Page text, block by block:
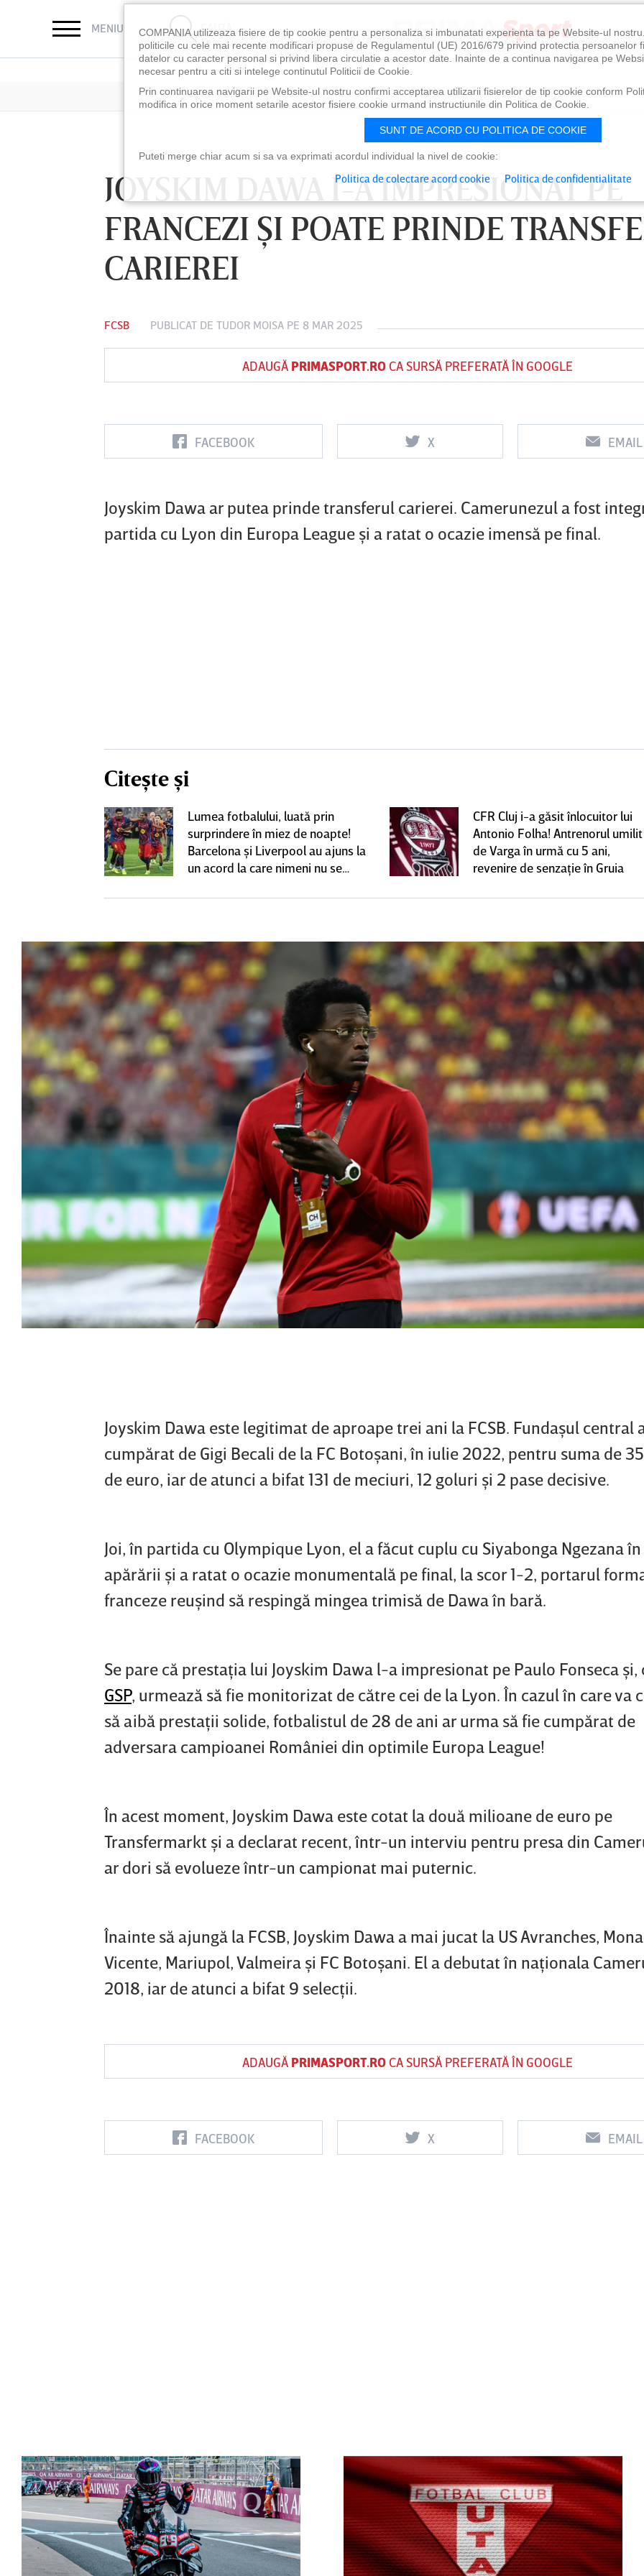
MENIU CAUTĂ
JOYSKIM DAWA I-A IMPRESIONAT PE
FRANCEZI ŞI POATE PRINDE
CARIEREI
FCSB PUBLICAT DE TUDOR MOISA PE 8 MAR 2025
ADAUGĂ PRIMASPORT.ROCA SURSĂ PREFERATĂ ÎN GOOGLE
FACEBOOK X EMAIL
Joyskim Dawa ar putea prinde transferul carierei. Camerunezul a fost
partida cu Lyon din Europa League şi a ratat o ocazie imensă pe final.
Citește și
Lumea fotbalului, luată prin
surprindere în miez de noapte!
Barcelona şi Liverpool au ajuns la
un acord la care nimeni nu se
CFR Cluj i-a găsit înlocuitor lui
Antonio Folha! Antrenorul umilit
de Varga în urmă cu 5 ani,
revenire de senzaţie în Gruia
Joyskim Dawa este legitimat de aproape trei ani la FCSB. Fundaşul central
cumpărat de Gigi Becali de la FC Botoşani, în iulie 2022, pentru suma de
de euro, iar de atunci a bifat 131 de meciuri, 12 goluri şi 2 pase decisive.
Joi, în partida cu Olympique Lyon, el a făcut cuplu cu Siyabonga Ngezana
apărării şi a ratat o ocazie monumentală pe final, la scor 1-2, portarul
franceze reuşind să respingă mingea trimisă de Dawa în bară.
Se pare că prestaţia lui Joyskim Dawa l-a impresionat pe Paulo Fonseca
GSP, urmează să fie monitorizat de către cei de la Lyon. În cazul în care va
să aibă prestaţii solide, fotbalistul de 28 de ani ar urma să fie cumpărat de
adversara campioanei României din optimile Europa League!
În acest moment, Joyskim Dawa este cotat la două milioane de euro pe
Transfermarkt şi a declarat recent, într-un interviu pentru presa din
ar dori să evolueze într-un campionat mai puternic.
Înainte să ajungă la FCSB, Joyskim Dawa a mai jucat la US Avranches,
Vicente, Mariupol, Valmeira şi FC Botoşani. El a debutat în naţionala
2018, iar de atunci a bifat 9 selecţii.
ADAUGĂ PRIMASPORT.ROCA SURSĂ PREFERATĂ ÎN GOOGLE
FACEBOOK X EMAIL
FC Botoşani
Vs
Corvinul
Hunedoara
Sepsi OSK Sf
Vs
FCSB UTA Arad
0
Vs
Rapid
0
COMPANIA utilizeaza fisiere de tip cookie pentru a personaliza si imbunatati experienta ta pe Website-ul
politicile cu cele mai recente modificari propuse de Regulamentul (UE) 2016/679 privind protectia persoanelor
datelor cu caracter personal si privind libera circulatie a acestor date. Inainte de a continua navigarea pe
necesar pentru a citi si intelege continutul Politicii de Cookie.
Prin continuarea navigarii pe Website-ul nostru confirmi acceptarea utilizarii fisierelor de tip cookie conform
modifica in orice moment setarile acestor fisiere cookie urmand instructiunile din Politica de Cookie.
SUNT DE ACORD CU POLITICA DE COOKIE
Puteti merge chiar acum si sa va exprimati acordul individual la nivel de cookie:
Politica de colectare acord cookie Politica de confidentialitate